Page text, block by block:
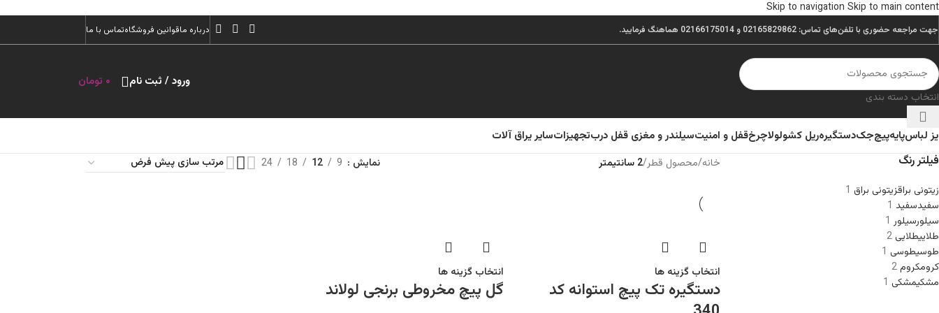
Skip to navigation Skip to main content
جهت مراجعه حضوری با تلفن‌های تماس: 02165829862 و 02166175014 هماهنگ فرمایید. درباره ماقوانین فروشگاهتماس با ما
انتخاب دسته بندی
ورود / ثبت نام ۰ تومان
لباسپایهپیچجکدستگیرهریل کشولولاچرخقفل و امنیتسیلندر و مغزی قفل دربتجهیزاتسایر یراق آلات
فیلتر رنگ
زیتونی براقزیتونی براق 1
سفیدسفید 1
سیلورسیلور 1
طلاییطلایی2
طوسیطوسی 1
کرومکروم2
مشکیمشکی 1
خانه/محصول قطر/2 سانتیمتر نمایش 9
12
18
24
انتخاب گزینه ها
دستگیره تک پیچ استوانه کد
انتخاب گزینه ها
گل پیچ مخروطی برنجی لولاند